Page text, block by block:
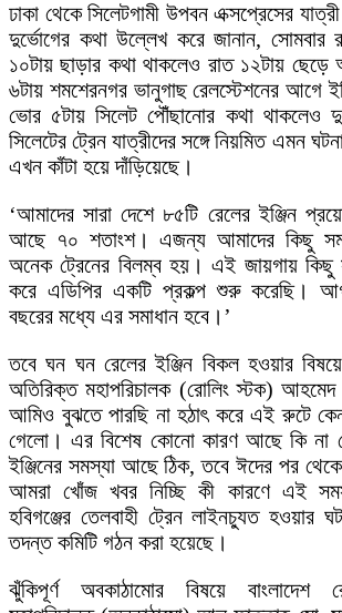
ঢাকা থেকে সিলেটগামী উপবন এক্সপ্রেসের
দুর্ভোগের কথা উল্লেখ করে জানান, সোমবার
১০টায় ছাড়ার কথা থাকলেও রাত ১২টায়
৬টায় শমশেরনগর ভানুগাছ রেলস্টেশনের আগে
ভোর ৫টায় সিলেট পৌঁছানোর কথা থাকলেও
সিলেটের ট্রেন যাত্রীদের সঙ্গে নিয়মিত এমন
এখন কাঁটা হয়ে দাঁড়িয়েছে।
‘আমাদের সারা দেশে ৮৫টি রেলের ইঞ্জিন
আছে ৭০ শতাংশ। এজন্য আমাদের কিছু
অনেক ট্রেনের বিলম্ব হয়। এই জায়গায়
করে এডিপির একটি প্রকল্প শুরু করেছি।
বছরের মধ্যে এর সমাধান হবে।’
তবে ঘন ঘন রেলের ইঞ্জিন বিকল হওয়ার
অতিরিক্ত মহাপরিচালক (রোলিং স্টক) আহমেদ
আমিও বুঝতে পারছি না হঠাৎ করে এই রুটে
গেলো। এর বিশেষ কোনো কারণ আছে কি না
ইঞ্জিনের সমস্যা আছে ঠিক, তবে ঈদের পর
আমরা খোঁজ খবর নিচ্ছি কী কারণে এই
হবিগঞ্জের তেলবাহী ট্রেন লাইনচ্যুত হওয়ার
তদন্ত কমিটি গঠন করা হয়েছে।
ঝুঁকিপূর্ণ অবকাঠামোর বিষয়ে বাংলাদেশ